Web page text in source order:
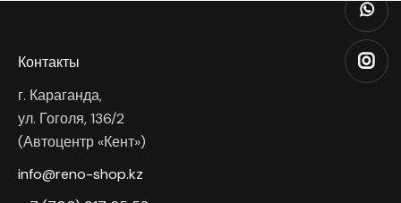
Контакты
г. Караганда,
ул. Гоголя, 136/2
(Автоцентр «Кент»)
info@reno-shop.kz